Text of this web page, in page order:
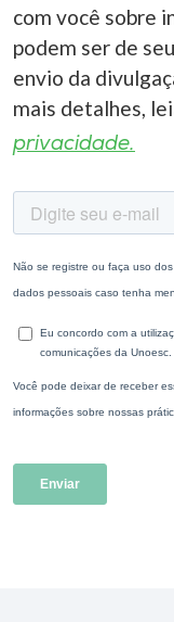
com você sobre
podem ser de
envio da
mais detalhes,
privacidade.